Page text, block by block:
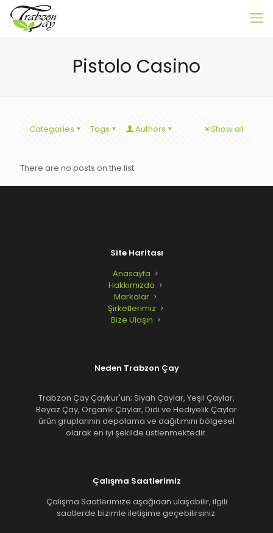
Pistolo Casino
Categories Tags Authors Show all
There are no posts on the list.
Site Haritası
Anasayfa
Hakkımızda
Markalar
Şirketlerimiz
Bize Ulaşın
Neden Trabzon Çay
Trabzon Çay Çaykur'un; Siyah Çaylar, Yeşil Çaylar,
Beyaz Çay, Organik Çaylar, Didi ve Hediyelik Çaylar
ürün gruplarının depolama ve dağıtımını bölgesel
olarak en iyi şekilde üstlenmektedir.
Çalışma Saatlerimiz
Çalışma Saatlerimize aşağıdan ulaşabilir, ilgili
saatlerde bizimle iletişime geçebilirsiniz.